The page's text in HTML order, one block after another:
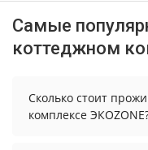
Самые
коттеджном
Сколько стоит
комплексе